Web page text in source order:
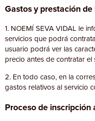
Gastos y prestación
1. NOEMÍ SEVA VIDAL le
servicios que podrá
usuario podrá ver las
precio antes de contratar el
2. En todo caso, en la
gastos relativos al servicio
Proceso de inscripción